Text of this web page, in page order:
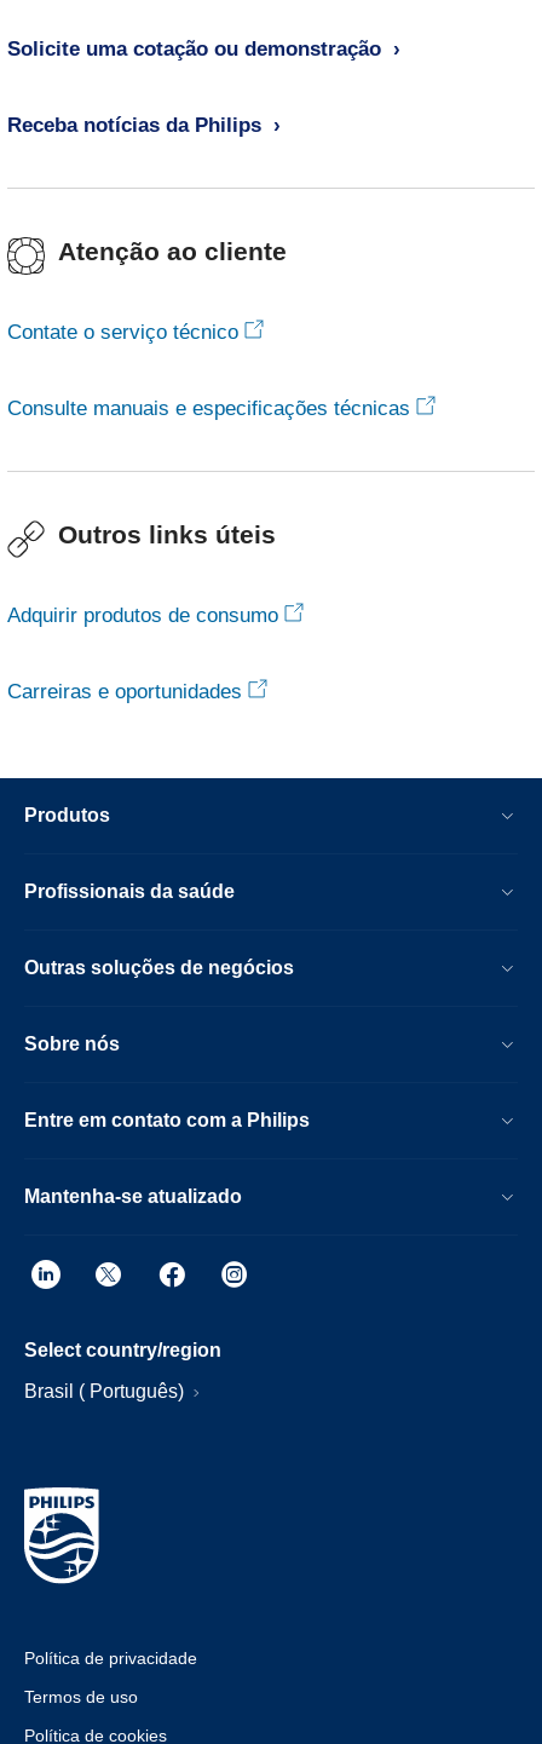
Solicite uma cotação ou demonstração
Receba notícias da Philips
Atenção ao cliente
Contate o serviço técnico
Consulte manuais e especificações técnicas
Outros links úteis
Adquirir produtos de consumo
Carreiras e oportunidades
Produtos
Profissionais da saúde
Outras soluções de negócios
Sobre nós
Entre em contato com a Philips
Mantenha-se atualizado
Select country/region
Brasil ( Português)
Política de privacidade
Termos de uso
Política de cookies